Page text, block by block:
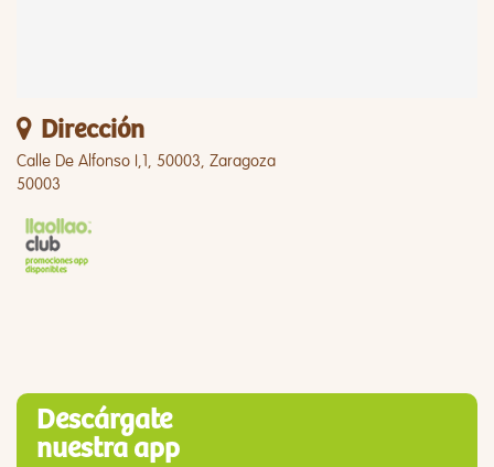
Dirección
Calle De Alfonso I,1, 50003, Zaragoza
50003
Descárgate
nuestra app